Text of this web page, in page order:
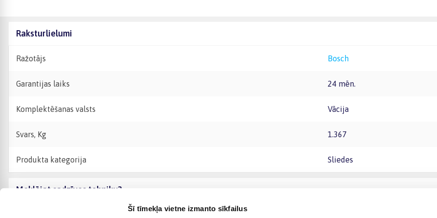
Šī tīmekļa vietne izmanto sīkfailus
Raksturlielumi
Ražotājs Bosch
Garantijas laiks 24 mēn.
Komplektēšanas valsts Vācija
Svars, Kg 1.367
Produkta kategorija Sliedes
Meklējat sadzīves tehniku?